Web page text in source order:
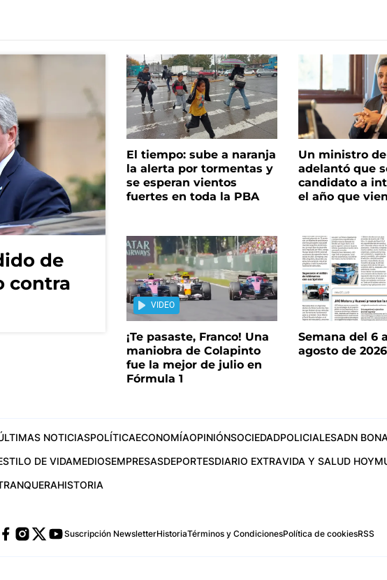
de
contra
El tiempo: sube a naranja
la alerta por tormentas y
se esperan vientos
fuertes en toda la PBA
Un ministro
adelantó que
candidato a
el año que
VIDEO
¡Te pasaste, Franco! Una
maniobra de Colapinto
fue la mejor de julio en
Fórmula 1
Semana del 6
agosto de 2026
NOTICIASPOLÍTICAECONOMÍAOPINIÓNSOCIEDADPOLICIALESADN
DE VIDAMEDIOSEMPRESASDEPORTESDIARIO EXTRAVIDA Y SALUD HOY
HISTORIA
Suscripción NewsletterHistoriaTérminos y CondicionesPolítica de cookiesRSS